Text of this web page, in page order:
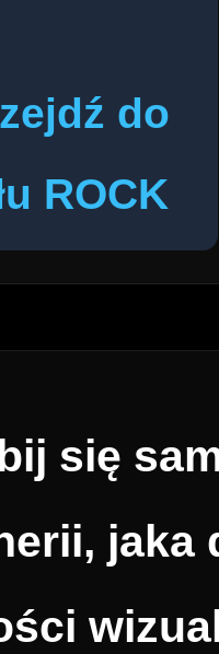
do
ROCK
się
jaka